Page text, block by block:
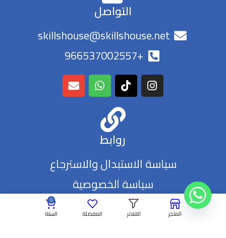
التواصل
skillshouse@skillshouse.net
+966537002557
روابط
سياسة الاستبدال والاسترجاع
سياسة الخصوصية
المتجر الفلاتر المفضلة
0
السلة